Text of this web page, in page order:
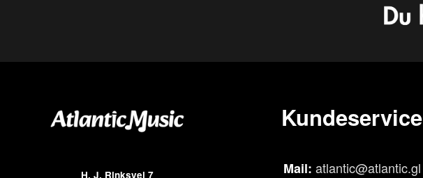
H. J. Rinksvej 7
Kundeservice
Mail: atlantic@atlantic.gl